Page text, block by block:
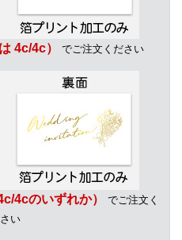
4c/4c） でご注文ください
4cのいずれか） でご注文く
い